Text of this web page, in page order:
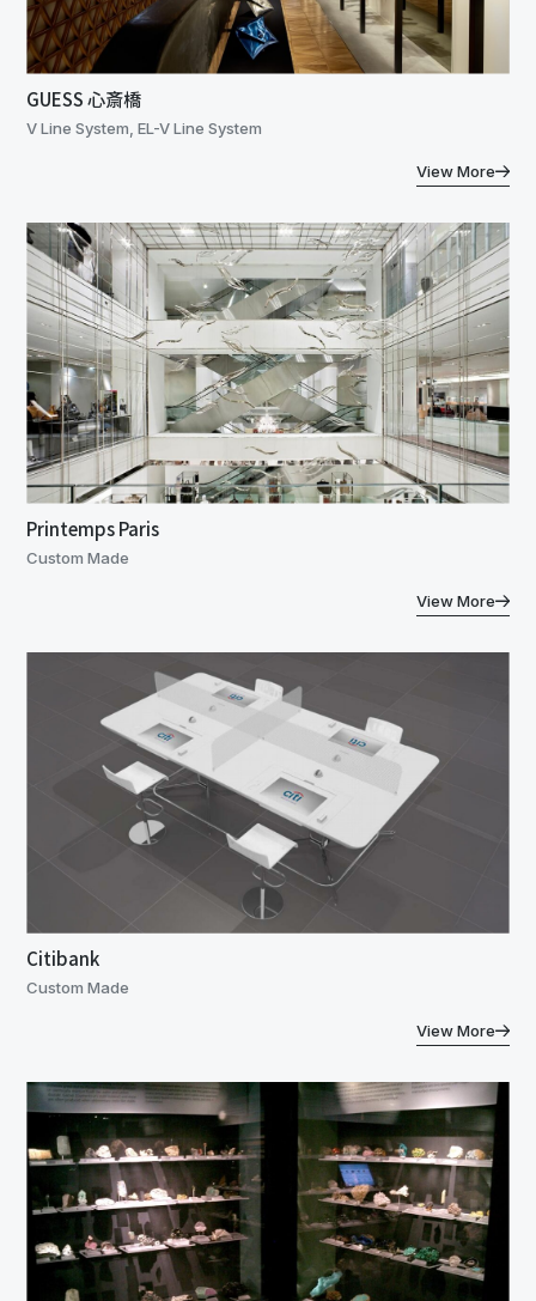
GUESS 心斎橋
V Line System, EL-V Line System
View More
Printemps Paris
Custom Made
View More
Citibank
Custom Made
View More